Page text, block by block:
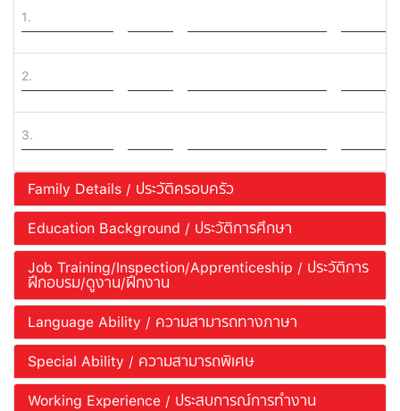
Family Details / ประวัติครอบครัว
Education Background / ประวัติการศึกษา
Job Training/Inspection/Apprenticeship / ประวัติการ
ฝึกอบรม/ดูงาน/ฝึกงาน
Language Ability / ความสามารถทางภาษา
Special Ability / ความสามารถพิเศษ
Working Experience / ประสบการณ์การทำงาน